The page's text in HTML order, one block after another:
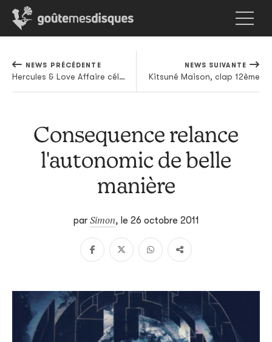
NEWS PRÉCÉDENTE
Hercules & Love Affaire célèbre les 25 ans de Trax Records en mix
NEWS SUIVANTE
Kitsuné Maison, clap 12ème
Consequence relance
l'autonomic de belle
manière
par Simon, le 26 octobre 2011